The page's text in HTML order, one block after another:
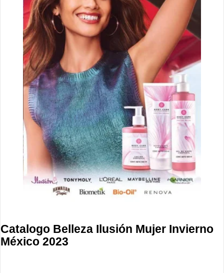
Catalogo Belleza Ilusión Mujer Invierno
México 2023